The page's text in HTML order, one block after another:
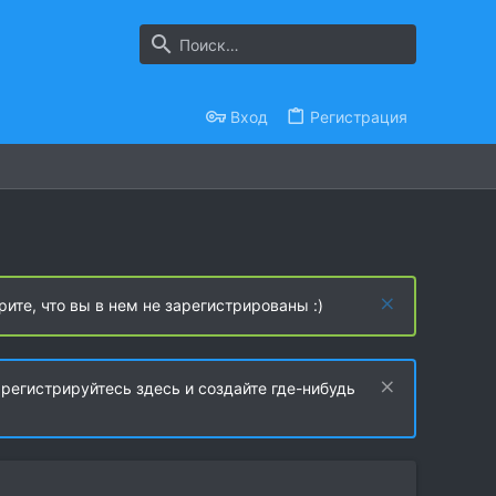
Вход Регистрация
что вы в нем не зарегистрированы :)
здесь и создайте где-нибудь